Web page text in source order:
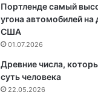
Портленде самый
угона автомобилей на
США
01.07.2026
Древние числа,
суть человека
22.05.2026